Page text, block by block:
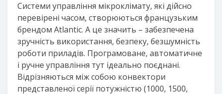
Системи управління мікроклімату, які дійсно
перевірені часом, створюються французьким
брендом Atlantic. А це значить – забезпечена
зручність використання, безпеку, безшумність
роботи приладів. Програмоване, автоматичне
і ручне управління тут ідеально поєднані.
Відрізняються між собою конвектори
представленої серії потужністю (1000, 1500,